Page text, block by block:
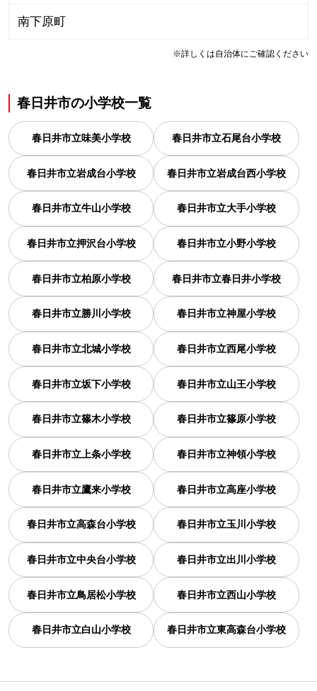
南下原町
※詳しくは自治体にご確認ください
春日井市の小学校一覧
春日井市立味美小学校 春日井市立石尾台小学校
春日井市立岩成台小学校 春日井市立岩成台西小学校
春日井市立牛山小学校 春日井市立大手小学校
春日井市立押沢台小学校 春日井市立小野小学校
春日井市立柏原小学校 春日井市立春日井小学校
春日井市立勝川小学校 春日井市立神屋小学校
春日井市立北城小学校 春日井市立西尾小学校
春日井市立坂下小学校 春日井市立山王小学校
春日井市立篠木小学校 春日井市立篠原小学校
春日井市立上条小学校 春日井市立神領小学校
春日井市立鷹来小学校 春日井市立高座小学校
春日井市立高森台小学校 春日井市立玉川小学校
春日井市立中央台小学校 春日井市立出川小学校
春日井市立鳥居松小学校 春日井市立西山小学校
春日井市立白山小学校 春日井市立東高森台小学校